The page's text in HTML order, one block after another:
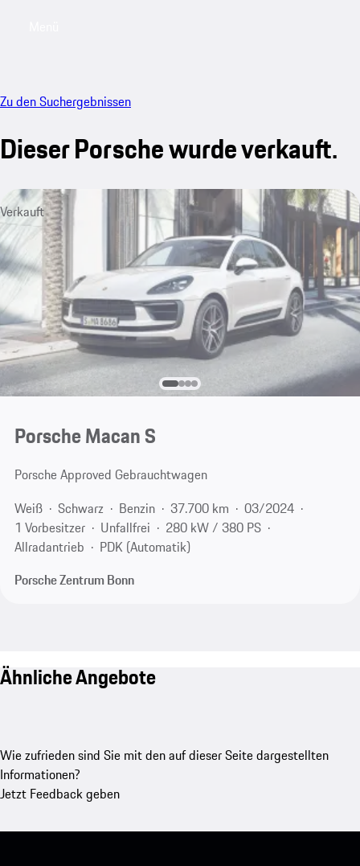
Zu den Suchergebnissen
Dieser Porsche wurde verkauft.
Verkauft
Porsche Macan S
Porsche Approved Gebrauchtwagen
Weiß
Schwarz Benzin 37.700 km
03/2024
1 Vorbesitzer
Unfallfrei
280 kW / 380 PS
Allradantrieb
PDK (Automatik)
Porsche Zentrum Bonn
Ähnliche Angebote
Wie zufrieden sind Sie mit den auf dieser Seite dargestellten
Informationen?
Jetzt Feedback geben